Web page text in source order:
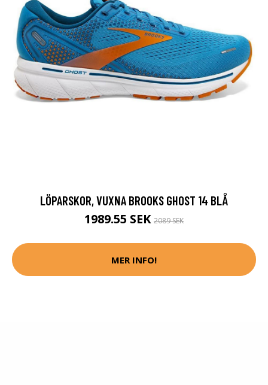
LÖPARSKOR, VUXNA BROOKS GHOST 14 BLÅ
1989.55 SEK 2089 SEK
MER INFO!